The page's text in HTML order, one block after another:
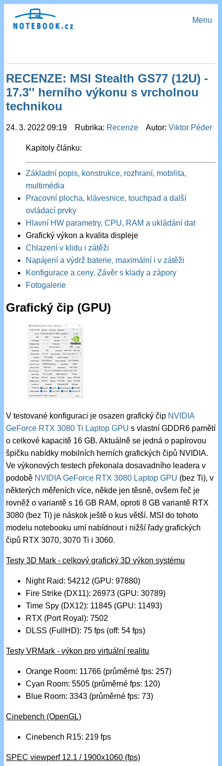
Menu
RECENZE: MSI Stealth GS77 (12U) -
17.3'' herního výkonu s vrcholnou
technikou
24. 3. 2022 09:19 Rubrika: Recenze Autor:Viktor Péder
Kapitoly článku:
Základní popis, konstrukce, rozhraní, mobilita,
multimédia
Pracovní plocha, klávesnice, touchpad a další
ovládací prvky
Hlavní HW parametry, CPU, RAM a ukládání dat
Grafický výkon a kvalita displeje
Chlazení v klidu i zátěži
Napájení a výdrž baterie, maximální i v zátěži
Konfigurace a ceny, Závěr s klady a zápory
Fotogalerie
Grafický čip (GPU)
V testované konfiguraci je osazen grafický čip NVIDIA
GeForce RTX 3080 Ti Laptop GPU s vlastní GDDR6 pamětí
o celkové kapacitě 16 GB. Aktuálně se jedná o papírovou
špičku nabídky mobilních herních grafických čipů NVIDIA.
Ve výkonových testech překonala dosavadního leadera v
podobě NVIDIA GeForce RTX 3080 Laptop GPU (bez Ti), v
některých měřeních více, někde jen těsně, ovšem řeč je
rovněž o variantě s 16 GB RAM, oproti 8 GB variantě RTX
3080 (bez Ti) je náskok ještě o kus větší. MSI do tohoto
modelu notebooku umí nabídnout i nižší řady grafických
čipů RTX 3070, 3070 Ti i 3060.
Testy 3D Mark - celkový grafický 3D výkon systému
Night Raid: 54212 (GPU: 97880)
Fire Strike (DX11): 26973 (GPU: 30789)
Time Spy (DX12): 11845 (GPU: 11493)
RTX (Port Royal): 7502
DLSS (FullHD): 75 fps (off: 54 fps)
Testy VRMark - výkon pro virtuální realitu
Orange Room: 11766 (průměrné fps: 257)
Cyan Room: 5505 (průměrné fps: 120)
Blue Room: 3343 (průměrné fps: 73)
Cinebench (OpenGL)
Cinebench R15: 219 fps
SPEC viewperf 12.1 / 1900x1060 (fps)